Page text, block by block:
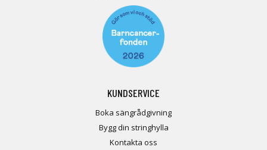
KUNDSERVICE
Boka sängrådgivning
Bygg din stringhylla
Kontakta oss